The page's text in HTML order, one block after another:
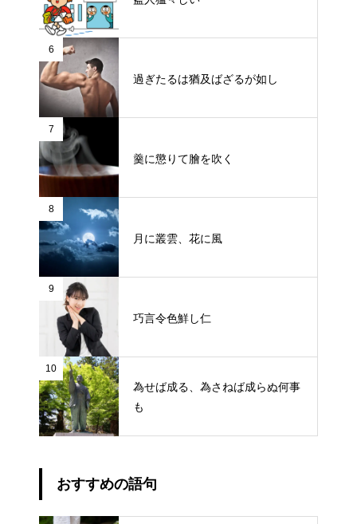
6
過ぎたるは猶及ばざるが如し
7
羹に懲りて膾を吹く
8
月に叢雲、花に風
9
巧言令色鮮し仁
10
為せば成る、為さねば成らぬ何事
も
おすすめの語句